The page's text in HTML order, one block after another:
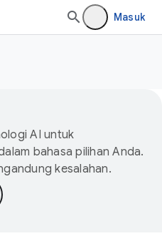
Masuk
AI untuk
bahasa pilihan Anda.
kesalahan.